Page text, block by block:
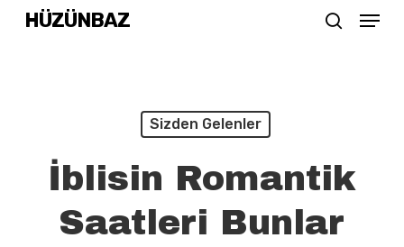
SkipHÜZÜNBAZ Menu
Sizden Gelenler
İblisin Romantik
Saatleri Bunlar